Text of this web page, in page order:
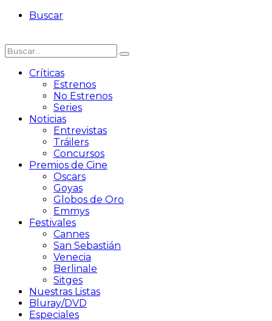
Buscar
Críticas
Estrenos
No Estrenos
Series
Noticias
Entrevistas
Tráilers
Concursos
Premios de Cine
Oscars
Goyas
Globos de Oro
Emmys
Festivales
Cannes
San Sebastián
Venecia
Berlinale
Sitges
Nuestras Listas
Bluray/DVD
Especiales